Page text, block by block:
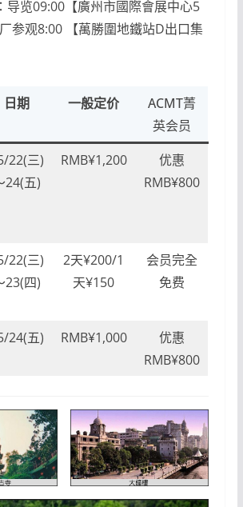
导览09:00【廣州市國際會展中心5
参观8:00 【萬勝圍地鐵站D出口集
日期 一般定价
ACMT菁
英会员
22(三)
24(五)
RMB¥1,200
优惠
RMB¥800
22(三)
23(四)
2天¥200/1
天¥150
会员完全
免费
24(五) RMB¥1,000
优惠
RMB¥800